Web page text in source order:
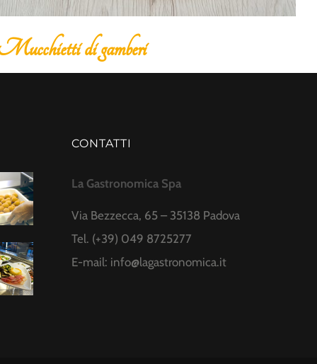
CONTATTI
La Gastronomica Spa
Via Bezzecca, 65 – 35138 Padova
Tel. (+39) 049 8725277
E-mail: info@lagastronomica.it